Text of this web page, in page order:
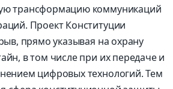
трансформацию коммуникаций
Проект Конституции
прямо указывая на охрану
в том числе при их передаче и
цифровых технологий. Тем